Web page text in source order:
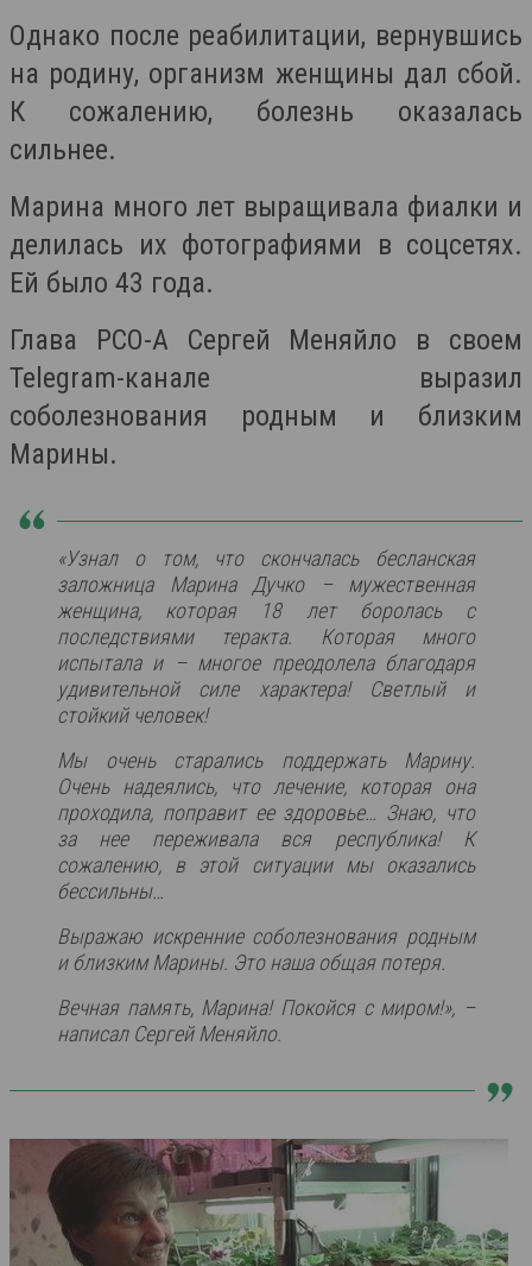
Однако после реабилитации, вернувшись
на родину, организм женщины дал сбой.
К сожалению, болезнь оказалась
сильнее.
Марина много лет выращивала фиалки и
делилась их фотографиями в соцсетях.
Ей было 43 года.
Глава РСО-А Сергей Меняйло в своем
Telegram-канале выразил
соболезнования родным и близким
Марины.
«Узнал о том, что скончалась бесланская
заложница Марина Дучко – мужественная
женщина, которая 18 лет боролась с
последствиями теракта. Которая много
испытала и – многое преодолела благодаря
удивительной силе характера! Светлый и
стойкий человек!
Мы очень старались поддержать Марину.
Очень надеялись, что лечение, которая она
проходила, поправит ее здоровье… Знаю, что
за нее переживала вся республика! К
сожалению, в этой ситуации мы оказались
бессильны…
Выражаю искренние соболезнования родным
и близким Марины. Это наша общая потеря.
Вечная память, Марина! Покойся с миром!», –
написал Сергей Меняйло.